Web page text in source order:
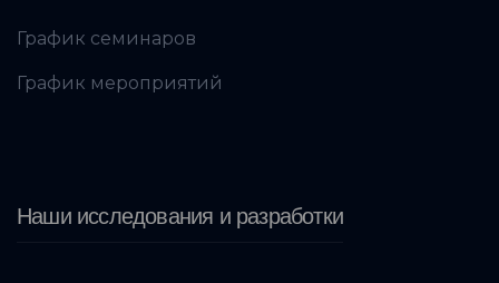
График семинаров
График мероприятий
Наши исследования и разработки